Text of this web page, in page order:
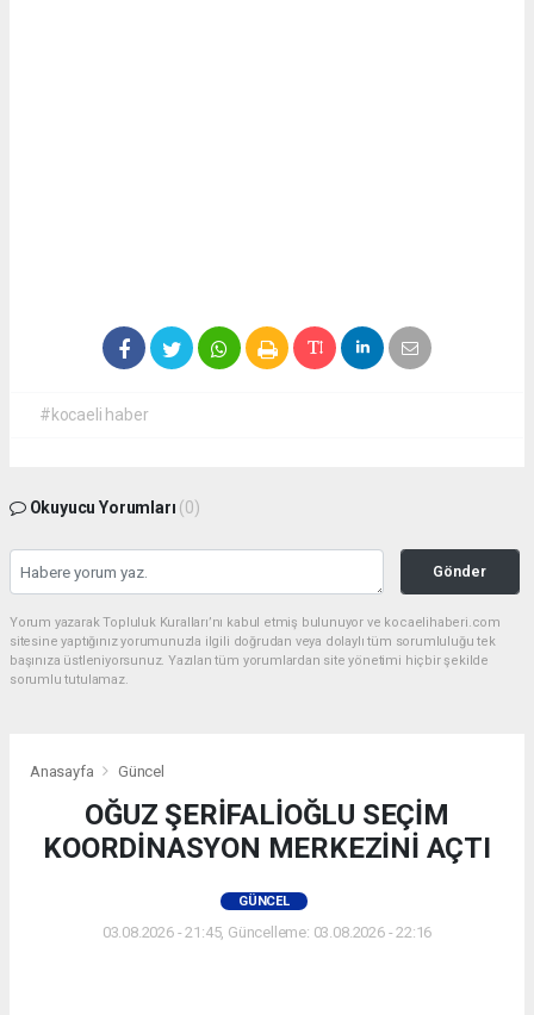
#kocaeli haber
Okuyucu Yorumları (0)
Gönder
Yorum yazarak Topluluk Kuralları’nı kabul etmiş bulunuyor ve kocaelihaberi.com
sitesine yaptığınız yorumunuzla ilgili doğrudan veya dolaylı tüm sorumluluğu tek
başınıza üstleniyorsunuz. Yazılan tüm yorumlardan site yönetimi hiçbir şekilde
sorumlu tutulamaz.
Anasayfa Güncel
OĞUZ ŞERİFALİOĞLU SEÇİM
KOORDİNASYON MERKEZİNİ AÇTI
GÜNCEL
03.08.2026 - 21:45, Güncelleme: 03.08.2026 - 22:16